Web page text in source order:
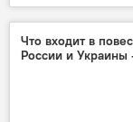
Микаил Джаббаров
ненефтяной сектор
Что входит в
России и